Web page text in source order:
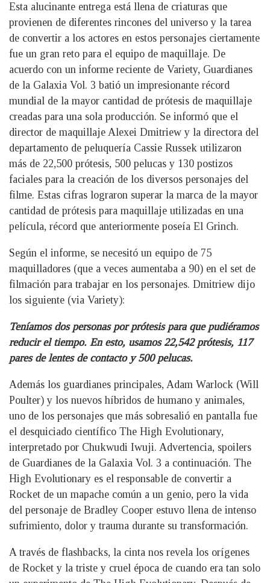
Esta alucinante entrega está llena de criaturas que
provienen de diferentes rincones del universo y la tarea
de convertir a los actores en estos personajes ciertamente
fue un gran reto para el equipo de maquillaje. De
acuerdo con un informe reciente de Variety, Guardianes
de la Galaxia Vol. 3 batió un impresionante récord
mundial de la mayor cantidad de prótesis de maquillaje
creadas para una sola producción. Se informó que el
director de maquillaje Alexei Dmitriew y la directora del
departamento de peluquería Cassie Russek utilizaron
más de 22,500 prótesis, 500 pelucas y 130 postizos
faciales para la creación de los diversos personajes del
filme. Estas cifras lograron superar la marca de la mayor
cantidad de prótesis para maquillaje utilizadas en una
película, récord que anteriormente poseía El Grinch.
Según el informe, se necesitó un equipo de 75
maquilladores (que a veces aumentaba a 90) en el set de
filmación para trabajar en los personajes. Dmitriew dijo
los siguiente (via Variety):
Teníamos dos personas por prótesis para que pudiéramos
reducir el tiempo. En esto, usamos 22,542 prótesis, 117
pares de lentes de contacto y 500 pelucas.
Además los guardianes principales, Adam Warlock (Will
Poulter) y los nuevos híbridos de humano y animales,
uno de los personajes que más sobresalió en pantalla fue
el desquiciado científico The High Evolutionary,
interpretado por Chukwudi Iwuji. Advertencia, spoilers
de Guardianes de la Galaxia Vol. 3 a continuación. The
High Evolutionary es el responsable de convertir a
Rocket de un mapache común a un genio, pero la vida
del personaje de Bradley Cooper estuvo llena de intenso
sufrimiento, dolor y trauma durante su transformación.
A través de flashbacks, la cinta nos revela los orígenes
de Rocket y la triste y cruel época de cuando era tan solo